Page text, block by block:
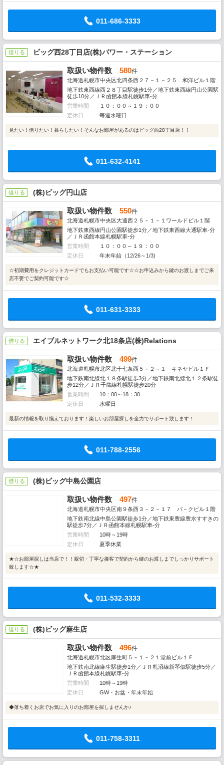
011-686-3333
借りる ビッグ西28丁目店(株)パワー・ステーション
取扱い物件数 580件
北海道札幌市中央区北四条西２７－１－２５ 和洋ビル１階
地下鉄東西線西２８丁目駅徒歩1分／地下鉄東西線円山公園駅
徒歩10分／ＪＲ函館本線札幌駅車-分
営業時間
１０：００～１９：００
定休日
毎週水曜日
見たい！借りたい！暮らしたい！そんなお部屋があるのはビッグ西28丁目店！！
011-632-4141
借りる (株)ビッグ円山店
取扱い物件数 550件
北海道札幌市中央区大通西２５－１－１ワールドビル１階
地下鉄東西線円山公園駅徒歩1分／地下鉄東西線大通駅車-分
／ＪＲ函館本線札幌駅車-分
営業時間
１０：００～１９：００
定休日
年末年始（12/26～1/3)
☆初期費用をクレジットカードでもお支払い可能です☆☆お申込みから鍵のお渡しまでご来
店不要でご契約可能です☆
011-631-3333
借りる エイブルネットワーク北18条店(株)Relations
取扱い物件数 499件
北海道札幌市北区北十七条西５－２－１ キネヤビル１Ｆ
地下鉄南北線北１８条駅徒歩3分／地下鉄南北線北１２条駅徒
歩12分／ＪＲ千歳線札幌駅徒歩20分
営業時間
10：00～18：30
定休日
水曜日
最新の情報を取り揃えております！楽しいお部屋探しを全力でサポート致します！
011-788-2556
借りる (株)ビッグ中島公園店
取扱い物件数 497件
北海道札幌市中央区南９条西３－２－１７ パ－クビル１階
地下鉄南北線中島公園駅徒歩1分／地下鉄東豊線豊水すすきの
駅徒歩7分／ＪＲ函館本線札幌駅車-分
営業時間
10時～19時
定休日
夏季休業
★☆お部屋探しは当店で！！親切・丁寧な接客で契約から鍵のお渡しまでしっかりサポート
致します☆★
011-532-3333
借りる (株)ビッグ麻生店
取扱い物件数 496件
北海道札幌市北区麻生町５－１－２１堂前ビル１Ｆ
地下鉄南北線麻生駅徒歩1分／ＪＲ札沼線新琴似駅徒歩5分／
ＪＲ函館本線札幌駅車-分
営業時間
10時～19時
定休日
GW・お盆・年末年始
◆落ち着くお店でお気に入りのお部屋を探しませんか♪
011-758-3311